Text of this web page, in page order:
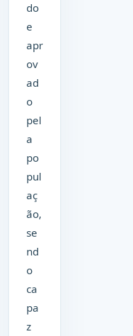
do
e
apr
ov
ad
o
pel
a
po
pul
aç
ão,
se
nd
o
ca
pa
z